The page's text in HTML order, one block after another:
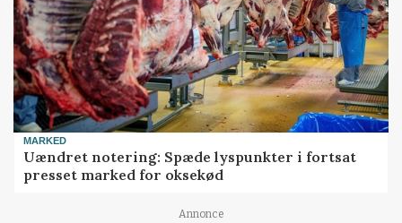
MARKED
Uændret notering: Spæde lyspunkter i fortsat
presset marked for oksekød
Annonce